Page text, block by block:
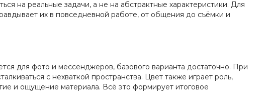
на реальные задачи, а не на абстрактные характеристики. Для
их в повседневной работе, от общения до съёмки и
для фото и мессенджеров, базового варианта достаточно. При
с нехваткой пространства. Цвет также играет роль,
и ощущение материала. Всё это формирует итоговое